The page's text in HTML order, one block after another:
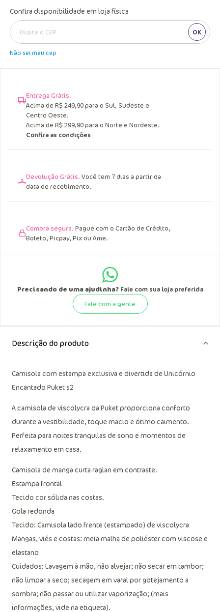
Confira disponibilidade em loja física
OK
Não sei meu cep
Entrega Grátis.
Acima de R$ 249,90 para o Sul, Sudeste e
Centro Oeste.
Acima de R$ 299,90 para o Norte e Nordeste.
Confira as condições
Devolução Grátis. Você tem 7 dias a partir da
data de recebimento.
Compra segura. Pague com o Cartão de Crédito,
Boleto, Picpay, Pix ou Ame.
Precisando de uma ajudinha?Fale com sua loja preferida
Fale com a gente
Descrição do produto
Camisola com estampa exclusiva e divertida de Unicórnio
Encantado Puket s2
A camisola de viscolycra da Puket proporciona conforto
durante a vestibilidade, toque macio e ótimo caimento.
Perfeita para noites tranquilas de sono e momentos de
relaxamento em casa.
Camisola de manga curta raglan em contraste.
Estampa frontal
Tecido cor sólida nas costas.
Gola redonda
Tecido: Camisola lado frente (estampado) de viscolycra
Mangas, viés e costas: meia malha de poliéster com viscose e
elastano
Cuidados: Lavagem à mão, não alvejar; não secar em tambor;
não limpar a seco; secagem em varal por gotejamento a
sombra; não passar ou utilizar vaporização; (mais
informações, vide na etiqueta).